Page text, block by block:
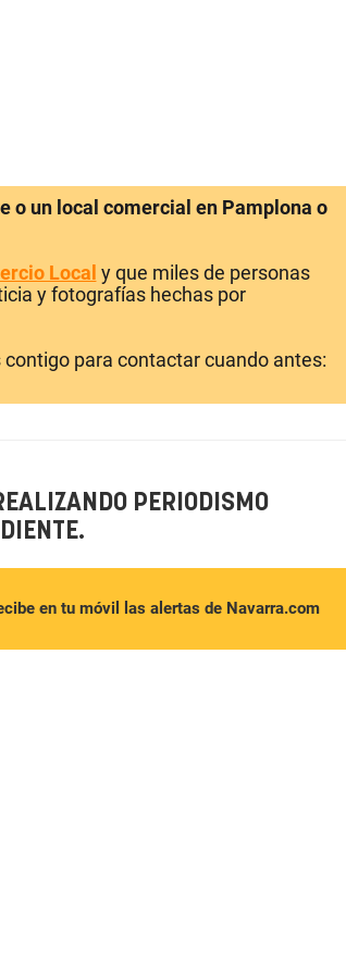
o un local comercial en Pamplona o
Local y que miles de personas
y fotografías hechas por
para contactar cuando antes:
PERIODISMO
en tu móvil las alertas de Navarra.com